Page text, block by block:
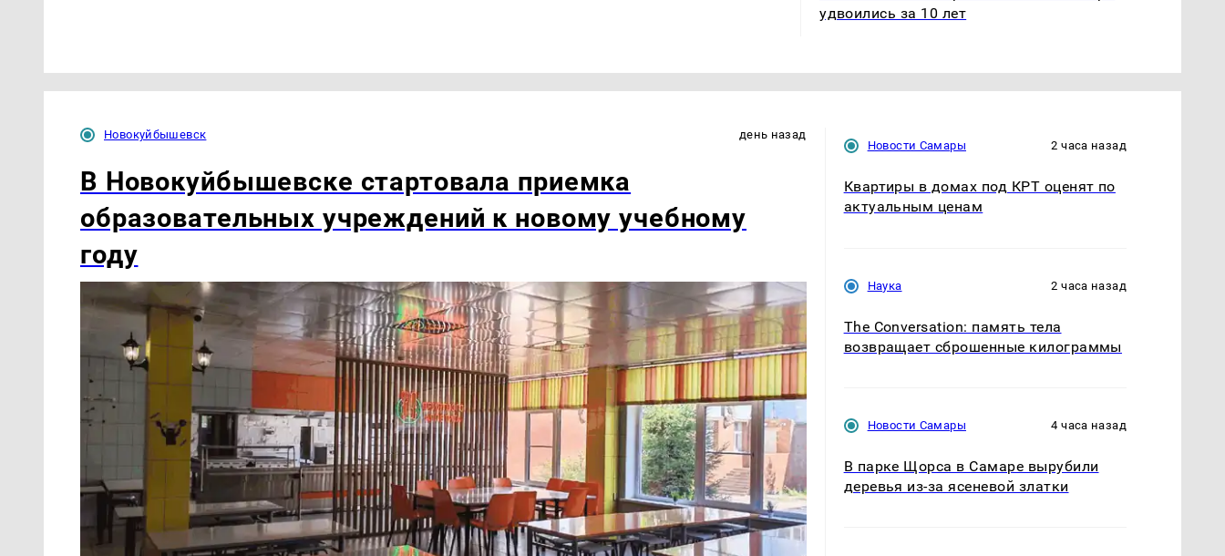
удвоились за 10 лет
Новокуйбышевск день назад
В Новокуйбышевске стартовала приемка
образовательных учреждений к новому учебному
году
Новости Самары 2 часа назад
Квартиры в домах под КРТ оценят по
актуальным ценам
Наука 2 часа назад
The Conversation: память тела
возвращает сброшенные килограммы
Новости Самары 4 часа назад
В парке Щорса в Самаре вырубили
деревья из-за ясеневой златки